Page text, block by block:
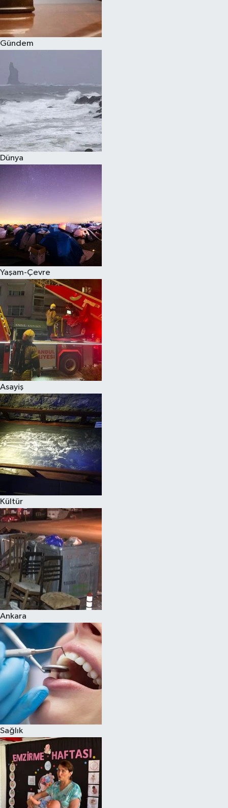
Gündem
Dünya
Yaşam-Çevre
Asayiş
Kültür
Ankara
Sağlık
Spor
Burç Yorumları
Eğitim
Hava Durumu
Kadın
Kim kimdir?
Kültür Sanat
Sağlık
Siyaset
Teknoloji
Televizyon
Yaşam-Çevre